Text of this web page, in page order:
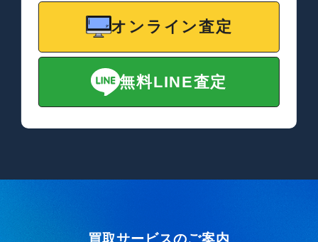
オンライン査定
無料LINE査定